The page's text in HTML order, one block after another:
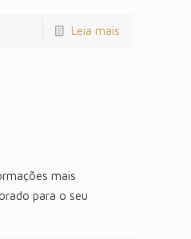
Leia mais
mais
para o seu